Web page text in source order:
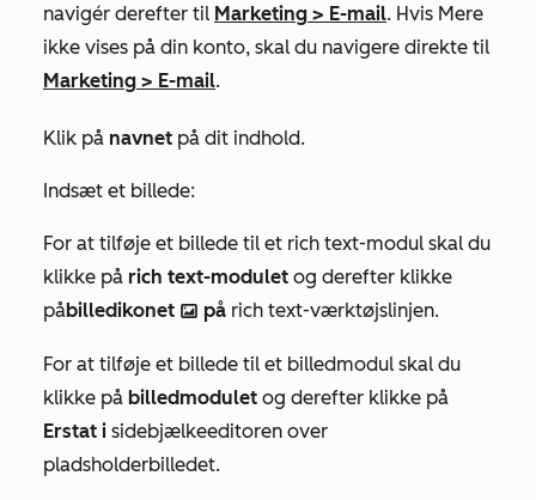
navigér derefter til Marketing > E-mail. Hvis Mere
ikke vises på din konto, skal du navigere direkte til
Marketing > E-mail.
Klik på navnet på dit indhold.
Indsæt et billede:
For at tilføje et billede til et rich text-modul skal du
klikke på rich text-modulet og derefter klikke
påbilledikonet insertImage ici på rich text-værktøjslinjen.
For at tilføje et billede til et billedmodul skal du
klikke på billedmodulet og derefter klikke på
Erstat i sidebjælkeeditoren over
pladsholderbilledet.